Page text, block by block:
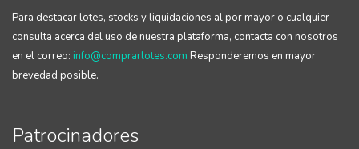
Para destacar lotes, stocks y liquidaciones al por mayor o cualquier
consulta acerca del uso de nuestra plataforma, contacta con nosotros
en el correo: info@comprarlotes.com Responderemos en mayor
brevedad posible.
Patrocinadores